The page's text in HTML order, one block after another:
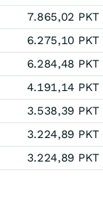
7.865,02 PKT
6.275,10 PKT
6.284,48 PKT
4.191,14 PKT
3.538,39 PKT
3.224,89 PKT
3.224,89 PKT